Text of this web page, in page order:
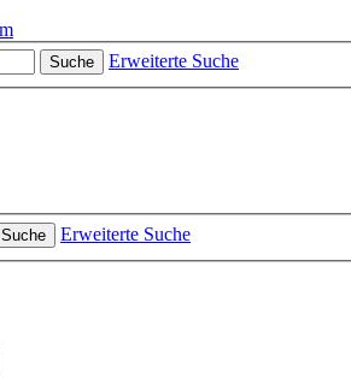
Suche
Erweiterte Suche
Suche
Erweiterte Suche